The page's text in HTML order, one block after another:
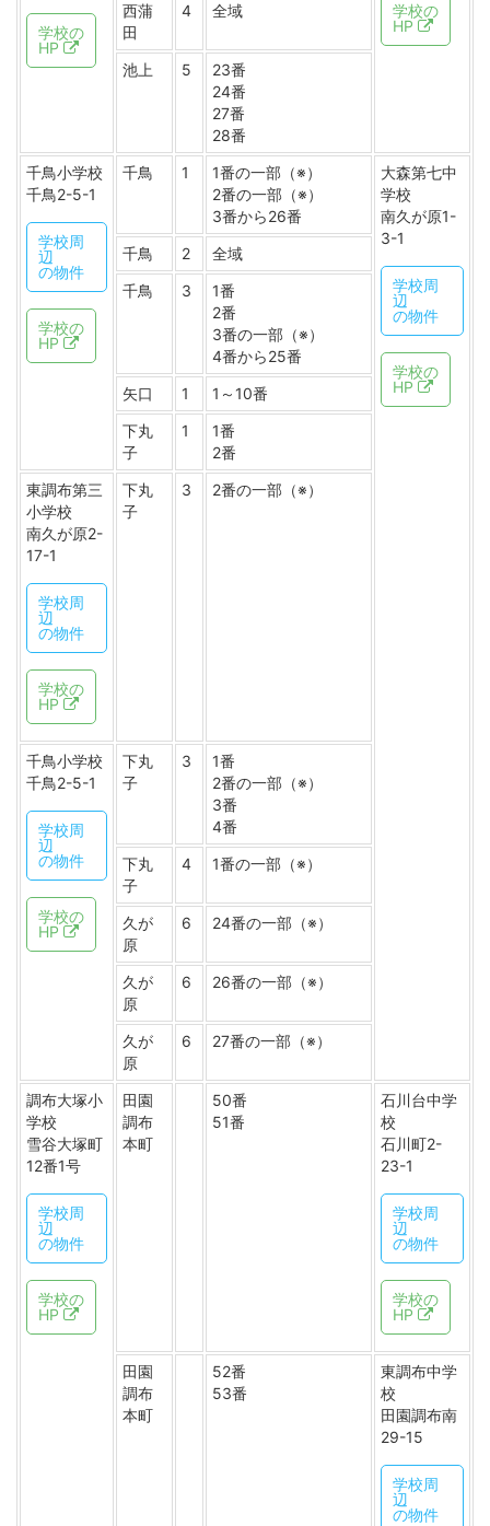
学校の
HP
学校の
HP
西蒲
田
4 全域
池上 5
23番
24番
27番
28番
千鳥小学校
千鳥2-5-1
学校周
辺
の物件
学校の
HP
千鳥 1
1番の一部（※）
2番の一部（※）
3番から26番
大森第七中
学校
南久が原1-
3-1
学校周
辺
の物件
学校の
HP
千鳥 2
全域
千鳥
3
1番
2番
3番の一部（※）
4番から25番
矢口
1
1～10番
下丸
子
1
1番
2番
東調布第三
小学校
南久が原2-
17-1
学校周
辺
の物件
学校の
HP
下丸
子
3 2番の一部（※）
千鳥小学校
千鳥2-5-1
学校周
辺
の物件
学校の
HP
下丸
子
3
1番
2番の一部（※）
3番
4番
下丸
子
4 1番の一部（※）
久が
原
6 24番の一部（※）
久が
原
6 26番の一部（※）
久が
原
6 27番の一部（※）
調布大塚小
学校
雪谷大塚町
12番1号
学校周
辺
の物件
学校の
HP
田園
調布
本町
50番
51番
石川台中学
校
石川町2-
23-1
学校周
辺
の物件
学校の
HP
田園
調布
本町
52番
53番
東調布中学
校
田園調布南
29-15
学校周
辺
の物件